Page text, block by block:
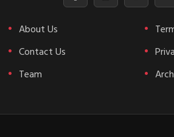
About Us
Contact Us
Team